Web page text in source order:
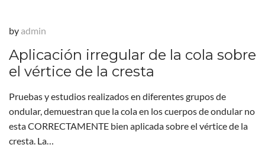
by admin
Aplicación irregular de la cola sobre
el vértice de la cresta
Pruebas y estudios realizados en diferentes grupos de
ondular, demuestran que la cola en los cuerpos de ondular no
esta CORRECTAMENTE bien aplicada sobre el vértice de la
cresta. La…